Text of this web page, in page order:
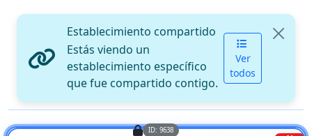
Establecimiento compartido
Estás viendo un
establecimiento específico
que fue compartido contigo.
Ver
todos
ID: 9638